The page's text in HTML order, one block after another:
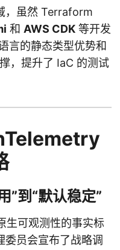
，虽然 Terraform
和 AWS CDK 等开发
言的静态类型优势和
，提升了 IaC 的测试
”到“默认稳定”
生可观测性的事实标
委员会宣布了战略调